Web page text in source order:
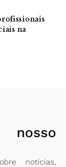
na
notícias,